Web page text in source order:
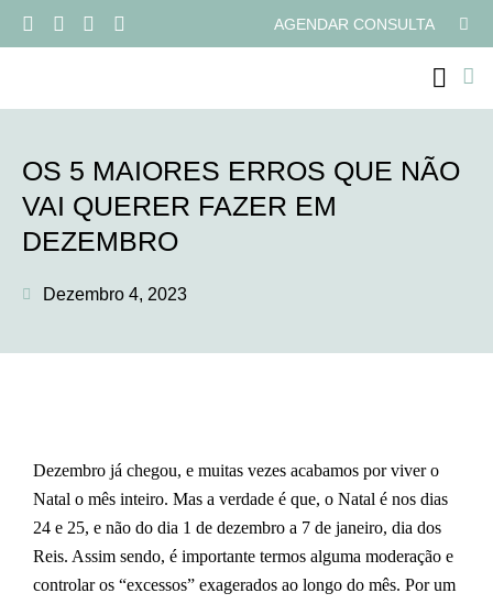
AGENDAR CONSULTA
OS 5 MAIORES ERROS QUE NÃO
VAI QUERER FAZER EM
DEZEMBRO
Dezembro 4, 2023
Dezembro já chegou, e muitas vezes acabamos por viver o
Natal o mês inteiro. Mas a verdade é que, o Natal é nos dias
24 e 25, e não do dia 1 de dezembro a 7 de janeiro, dia dos
Reis. Assim sendo, é importante termos alguma moderação e
controlar os “excessos” exagerados ao longo do mês. Por um